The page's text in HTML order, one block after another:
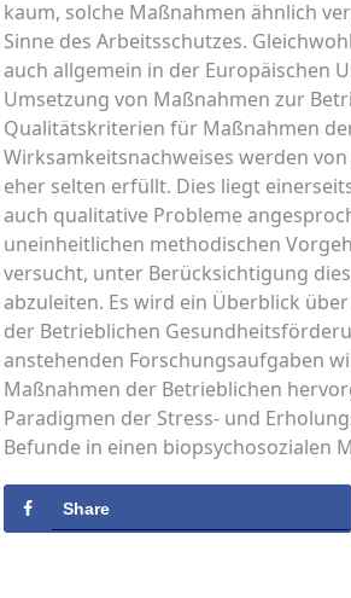
kaum, solche Maßnahmen ähnlich
Sinne des Arbeitsschutzes.
auch allgemein in der Europäischen
Umsetzung von Maßnahmen zur
Qualitätskriterien für Maßnahmen
Wirksamkeitsnachweises werden
eher selten erfüllt. Dies liegt
auch qualitative Probleme
uneinheitlichen methodischen
versucht, unter Berücksichtigung
abzuleiten. Es wird ein Überblick
der Betrieblichen
anstehenden Forschungsaufgaben
Maßnahmen der Betrieblichen
Paradigmen der Stress- und
Befunde in einen biopsychosozialen
Share